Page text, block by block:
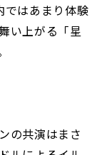
ではあまり体験
い上がる「星
の共演はまさ